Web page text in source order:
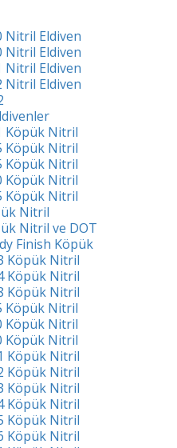
Nitril Eldiven
Nitril Eldiven
Nitril Eldiven
Nitril Eldiven
Köpük Nitril
Köpük Nitril
Köpük Nitril
Köpük Nitril
Köpük Nitril
Nitril
Nitril ve DOT
Finish Köpük
Köpük Nitril
Köpük Nitril
Köpük Nitril
Köpük Nitril
Köpük Nitril
Köpük Nitril
Köpük Nitril
Köpük Nitril
Köpük Nitril
Köpük Nitril
Köpük Nitril
Köpük Nitril